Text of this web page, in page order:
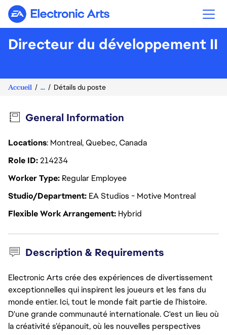
Electronic Arts
Directeur du développement II
Accueil ... Détails du poste
General Information
Locations: Montreal, Quebec, Canada
Role ID214234
Worker Type Regular Employee
Studio/Department EA Studios - Motive Montreal
Flexible Work Arrangement Hybrid
Description & Requirements
Electronic Arts crée des expériences de divertissement
exceptionnelles qui inspirent les joueurs et les fans du
monde entier. Ici, tout le monde fait partie de l’histoire.
D'une grande communauté internationale. C'est un lieu où
la créativité s’épanouit, où les nouvelles perspectives